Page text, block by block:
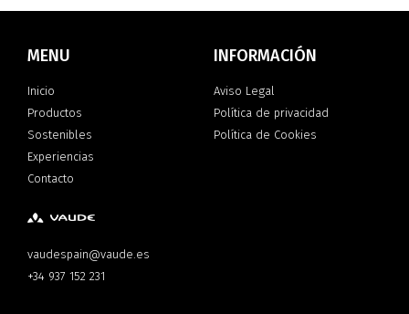
MENU
Inicio
Productos
Sostenibles
Experiencias
Contacto
INFORMACIÓN
Aviso Legal
Política de privacidad
Política de Cookies
vaudespain@vaude.es
+34 937 152 231